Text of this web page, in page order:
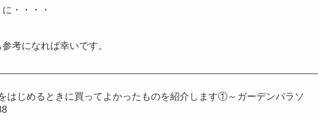
・・・・
考になれば幸いです。
はじめるときに買ってよかったものを紹介します①～ガーデンパラソ